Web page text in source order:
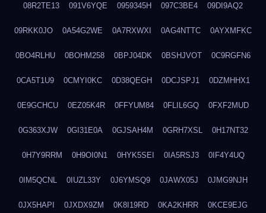
08R2TE13 091V6YQE 0959345H 097C3BE4 09DI9AQ2
09RKK0JO 0A54G2WE 0A7RXWXI 0AG4NTTC 0AYXMFKC
0BO4RLHU 0BOHM258 0BPJ04DK 0BSHJVOT 0C9RGFN6
0CA5T1U9 0CMYI0KC 0D38QEGH 0DCJSPJ1 0DZMHHX1
0E9GCHCU 0EZ05K4R 0FFYUM84 0FLIL6GQ 0FXF2MUD
0G363XJW 0GI31E0A 0GJSAH4M 0GRH7XSL 0H17NT32
0H7Y9RRM 0H9OI0N1 0HYK5SEI 0IA5RSJ3 0IF4Y4UQ
0IM5QCNL 0IUZL33Y 0J6YMSQ9 0JAWX05J 0JMG9NJH
0JX5HAPI 0JXDX9ZM 0K8I19RD 0KA2KHRR 0KCE9EJG